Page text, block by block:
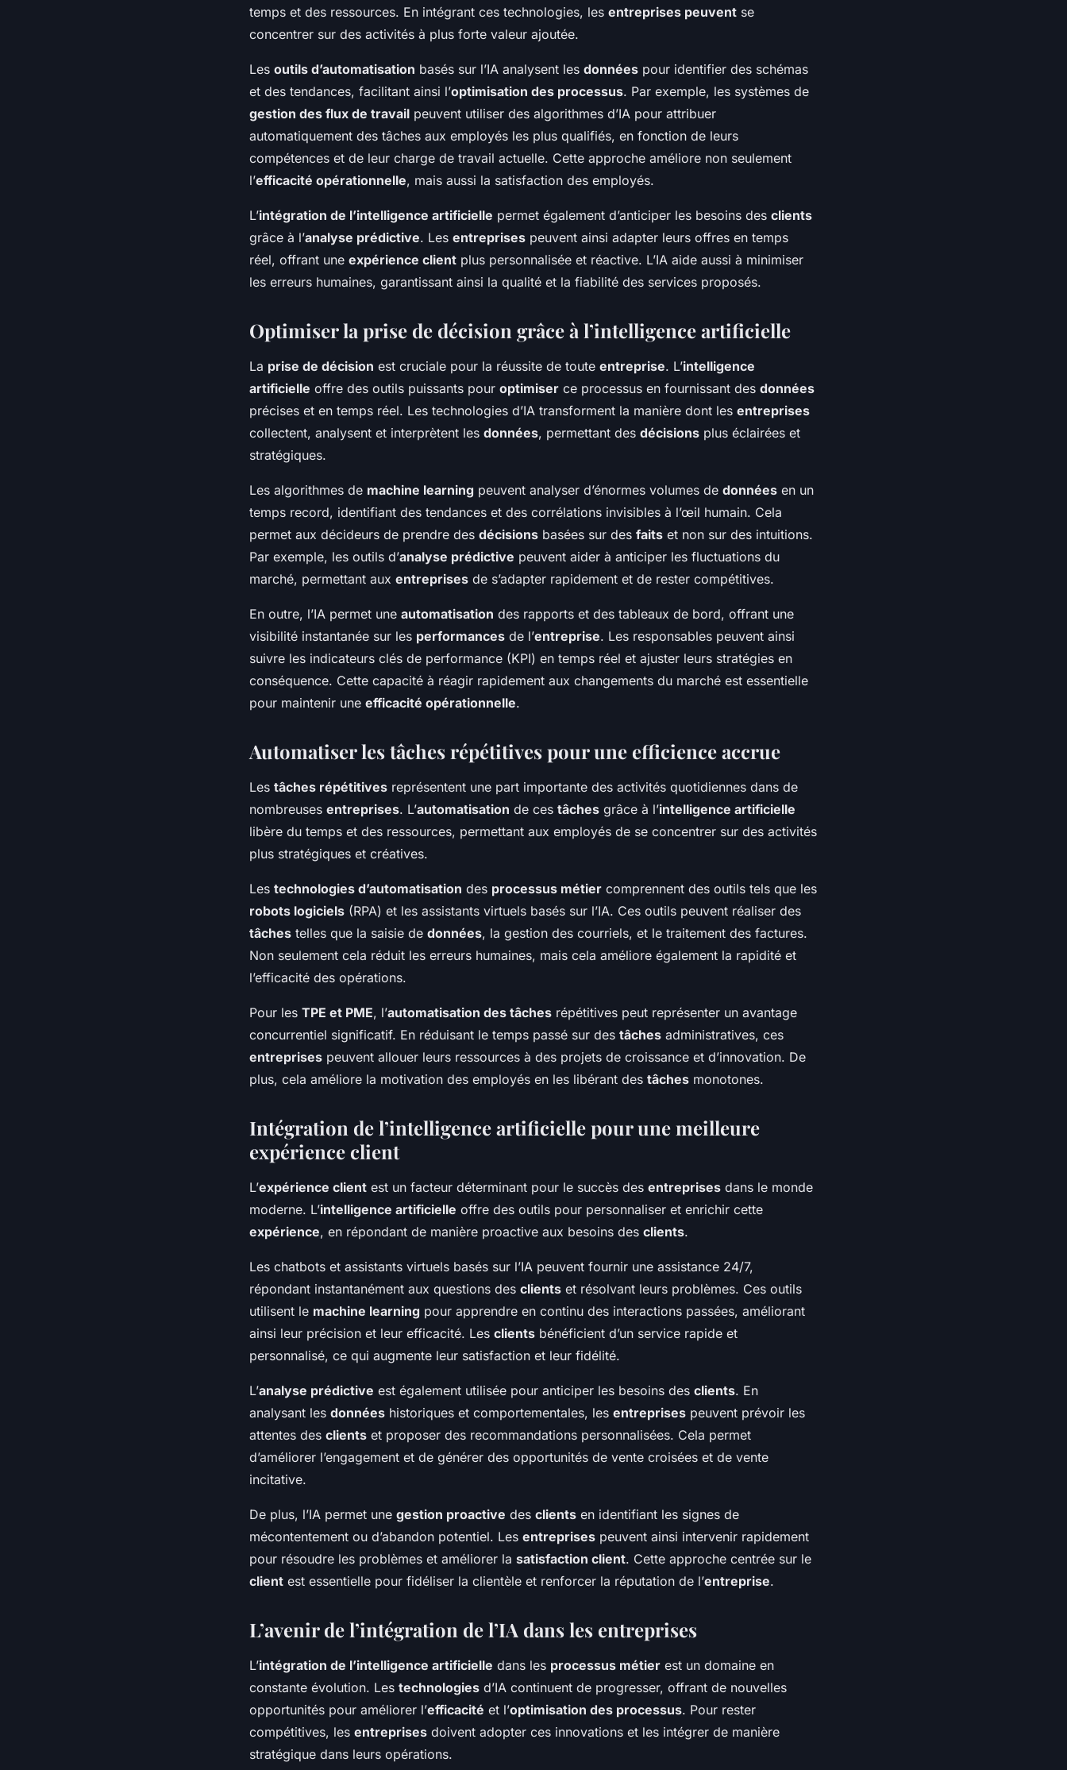
temps et des ressources. En intégrant ces technologies, les entreprises peuvent se
concentrer sur des activités à plus forte valeur ajoutée.
Les outils d’automatisation basés sur l’IA analysent les données pour identifier des schémas
et des tendances, facilitant ainsi l’optimisation des processus. Par exemple, les systèmes de
gestion des flux de travail peuvent utiliser des algorithmes d’IA pour attribuer
automatiquement des tâches aux employés les plus qualifiés, en fonction de leurs
compétences et de leur charge de travail actuelle. Cette approche améliore non seulement
l’efficacité opérationnelle, mais aussi la satisfaction des employés.
L’intégration de l’intelligence artificielle permet également d’anticiper les besoins des clients
grâce à l’analyse prédictive. Les entreprises peuvent ainsi adapter leurs offres en temps
réel, offrant une expérience client plus personnalisée et réactive. L’IA aide aussi à minimiser
les erreurs humaines, garantissant ainsi la qualité et la fiabilité des services proposés.
Optimiser la prise de décision grâce à l’intelligence artificielle
La prise de décision est cruciale pour la réussite de toute entreprise. L’intelligence
artificielle offre des outils puissants pour optimiser ce processus en fournissant des données
précises et en temps réel. Les technologies d’IA transforment la manière dont les entreprises
collectent, analysent et interprètent les données, permettant des décisions plus éclairées et
stratégiques.
Les algorithmes de machine learning peuvent analyser d’énormes volumes de données en un
temps record, identifiant des tendances et des corrélations invisibles à l’œil humain. Cela
permet aux décideurs de prendre des décisions basées sur des faits et non sur des intuitions.
Par exemple, les outils d’analyse prédictive peuvent aider à anticiper les fluctuations du
marché, permettant aux entreprises de s’adapter rapidement et de rester compétitives.
En outre, l’IA permet une automatisation des rapports et des tableaux de bord, offrant une
visibilité instantanée sur les performances de l’entreprise. Les responsables peuvent ainsi
suivre les indicateurs clés de performance (KPI) en temps réel et ajuster leurs stratégies en
conséquence. Cette capacité à réagir rapidement aux changements du marché est essentielle
pour maintenir une efficacité opérationnelle.
Automatiser les tâches répétitives pour une efficience accrue
Les tâches répétitives représentent une part importante des activités quotidiennes dans de
nombreuses entreprises. L’automatisation de ces tâches grâce à l’intelligence artificielle
libère du temps et des ressources, permettant aux employés de se concentrer sur des activités
plus stratégiques et créatives.
Les technologies d’automatisation des processus métier comprennent des outils tels que les
robots logiciels (RPA) et les assistants virtuels basés sur l’IA. Ces outils peuvent réaliser des
tâches telles que la saisie de données, la gestion des courriels, et le traitement des factures.
Non seulement cela réduit les erreurs humaines, mais cela améliore également la rapidité et
l’efficacité des opérations.
Pour les TPE et PME, l’automatisation des tâches répétitives peut représenter un avantage
concurrentiel significatif. En réduisant le temps passé sur des tâches administratives, ces
entreprises peuvent allouer leurs ressources à des projets de croissance et d’innovation. De
plus, cela améliore la motivation des employés en les libérant des tâches monotones.
Intégration de l’intelligence artificielle pour une meilleure
expérience client
L’expérience client est un facteur déterminant pour le succès des entreprises dans le monde
moderne. L’intelligence artificielle offre des outils pour personnaliser et enrichir cette
expérience, en répondant de manière proactive aux besoins des clients.
Les chatbots et assistants virtuels basés sur l’IA peuvent fournir une assistance 24/7,
répondant instantanément aux questions des clients et résolvant leurs problèmes. Ces outils
utilisent le machine learning pour apprendre en continu des interactions passées, améliorant
ainsi leur précision et leur efficacité. Les clients bénéficient d’un service rapide et
personnalisé, ce qui augmente leur satisfaction et leur fidélité.
L’analyse prédictive est également utilisée pour anticiper les besoins des clients. En
analysant les données historiques et comportementales, les entreprises peuvent prévoir les
attentes des clients et proposer des recommandations personnalisées. Cela permet
d’améliorer l’engagement et de générer des opportunités de vente croisées et de vente
incitative.
De plus, l’IA permet une gestion proactive des clients en identifiant les signes de
mécontentement ou d’abandon potentiel. Les entreprises peuvent ainsi intervenir rapidement
pour résoudre les problèmes et améliorer la satisfaction client. Cette approche centrée sur le
client est essentielle pour fidéliser la clientèle et renforcer la réputation de l’entreprise.
L’avenir de l’intégration de l’IA dans les entreprises
L’intégration de l’intelligence artificielle dans les processus métier est un domaine en
constante évolution. Les technologies d’IA continuent de progresser, offrant de nouvelles
opportunités pour améliorer l’efficacité et l’optimisation des processus. Pour rester
compétitives, les entreprises doivent adopter ces innovations et les intégrer de manière
stratégique dans leurs opérations.